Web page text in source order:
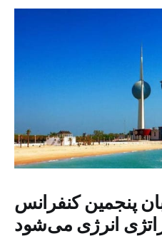
پنجمین کنفرانس
انرژی می‌شود